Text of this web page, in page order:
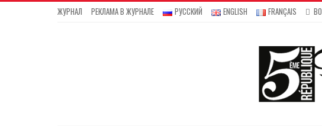
ЖУРНАЛ РЕКЛАМА В ЖУРНАЛЕ РУССКИЙ ENGLISH FRANÇAIS